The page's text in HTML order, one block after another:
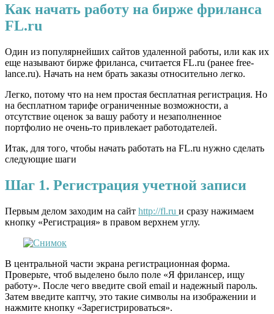
Как начать работу на бирже фриланса
FL.ru
Один из популярнейших сайтов удаленной работы, или как их
еще называют бирже фриланса, считается FL.ru (ранее free-
lance.ru). Начать на нем брать заказы относительно легко.
Легко, потому что на нем простая бесплатная регистрация. Но
на бесплатном тарифе ограниченные возможности, а
отсутствие оценок за вашу работу и незаполненное
портфолио не очень-то привлекает работодателей.
Итак, для того, чтобы начать работать на FL.ru нужно сделать
следующие шаги
Шаг 1. Регистрация учетной записи
Первым делом заходим на сайт http://fl.ru и сразу нажимаем
кнопку «Регистрация» в правом верхнем углу.
В центральной части экрана регистрационная форма.
Проверьте, чтоб выделено было поле «Я фрилансер, ищу
работу». После чего введите свой email и надежный пароль.
Затем введите каптчу, это такие символы на изображении и
нажмите кнопку «Зарегистрироваться».